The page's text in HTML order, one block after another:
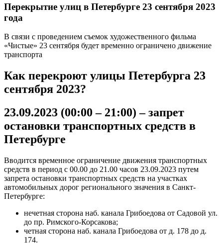
Перекрытие улиц в Петербурге 23 сентября 2023
года
В связи с проведением съемок художественного фильма
«Чистые» 23 сентября будет временно ограничено движение
транспорта
Как перекроют улицы Петербурга 23
сентября 2023?
23.09.2023 (00:00 – 21:00) – запрет
остановки транспортных средств в
Петербурге
Вводится временное ограничение движения транспортных
средств в период с 00.00 до 21.00 часов 23.09.2023 путем
запрета остановки транспортных средств на участках
автомобильных дорог регионального значения в Санкт-
Петербурге:
нечетная сторона наб. канала Грибоедова от Садовой ул.
до пр. Римского-Корсакова;
четная сторона наб. канала Грибоедова от д. 178 до д.
174.